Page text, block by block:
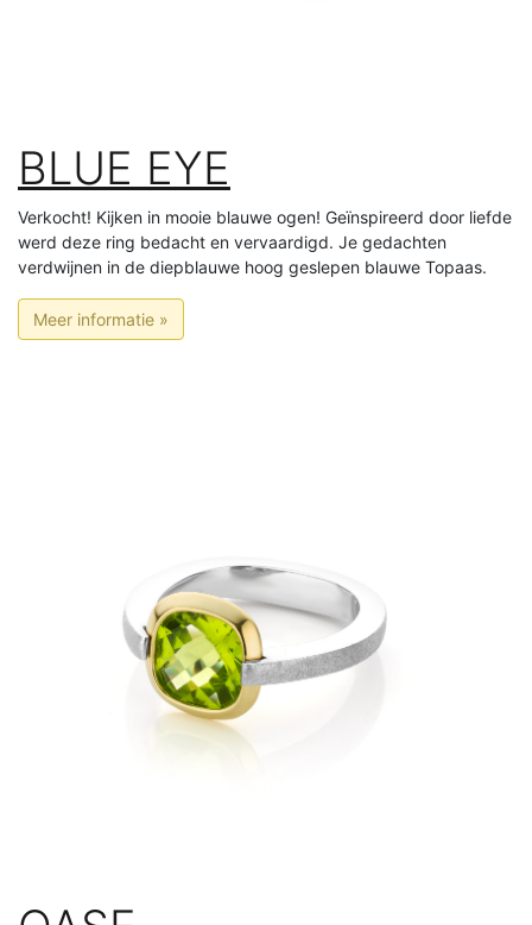
BLUE EYE
Verkocht! Kijken in mooie blauwe ogen! Geïnspireerd door liefde
werd deze ring bedacht en vervaardigd. Je gedachten
verdwijnen in de diepblauwe hoog geslepen blauwe Topaas.
Meer informatie »